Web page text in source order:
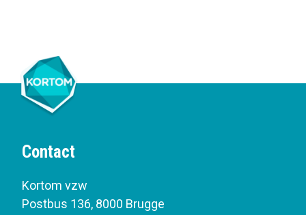
Contact
Kortom vzw
Postbus 136, 8000 Brugge